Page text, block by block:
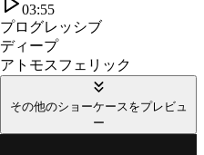
03:55
プログレッシブ
ディープ
アトモスフェリック
その他のショーケースをプレビュ
ー